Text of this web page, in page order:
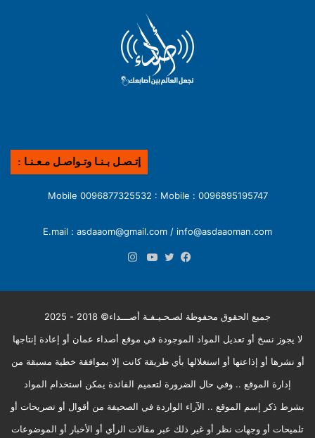
إتـصـل بـنـا وتـواصـل مـعـنـا :
0096895195747 : Mobile 0096877325532 : Mobile
E.mail : asdaaom@gmail.com / info@asdaaoman.com
جميع الحقوق محفوظة لصـحـيـفـة أصـــداء© 2018 - 2025
لا يجوز نسخ أو تعديل المواد الموجودة في موقع أصداء عمان أو إعادة إنتاجها
أو نشرها أو إذاعتها أو استغلالها بأي طريقة كانت إلا بموافقة خطية مسبقة من
إدارة الموقع .. وفي حال الضرورة لتعميم الفائدة يمكن استخدام المواد
بشرط ذكر إسم الموقع .. الآراء الواردة في الصحيفة من أقوال أو تصريحات أو
تلميحات أو وجهات نظر أو غير ذلك عبر مقالات الرأي أو الأخبار أو الموضوعات